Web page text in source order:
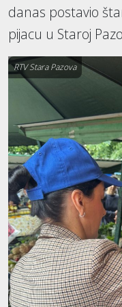
danas postavio
pijacu u Staroj
RTV Stara Pazova